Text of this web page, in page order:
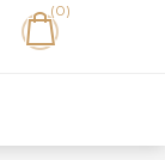
(0)